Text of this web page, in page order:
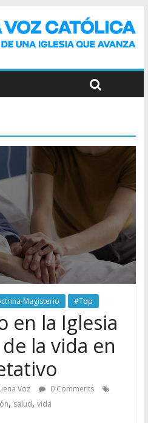
Magisterio #Top
en la Iglesia
la vida en
Voz
0 Comments
, salud, vida